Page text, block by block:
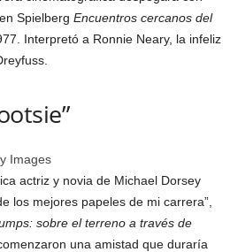
Spielberg Encuentros cercanos del
Interpretó a Ronnie Neary, la infeliz
Images
actriz y novia de Michael Dorsey
los mejores papeles de mi carrera”,
sobre el terreno a través de
una amistad que duraría